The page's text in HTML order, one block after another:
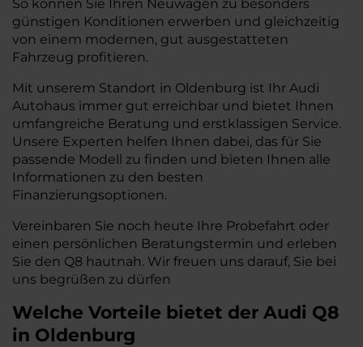
So können Sie Ihren Neuwagen zu besonders
günstigen Konditionen erwerben und gleichzeitig
von einem modernen, gut ausgestatteten
Fahrzeug profitieren.
Mit unserem Standort in Oldenburg ist Ihr Audi
Autohaus immer gut erreichbar und bietet Ihnen
umfangreiche Beratung und erstklassigen Service.
Unsere Experten helfen Ihnen dabei, das für Sie
passende Modell zu finden und bieten Ihnen alle
Informationen zu den besten
Finanzierungsoptionen.
Vereinbaren Sie noch heute Ihre Probefahrt oder
einen persönlichen Beratungstermin und erleben
Sie den Q8 hautnah. Wir freuen uns darauf, Sie bei
uns begrüßen zu dürfen
Welche Vorteile bietet der Audi Q8
in Oldenburg